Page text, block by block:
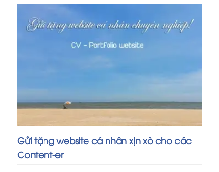
Gửi tặng website cá nhân xịn xò cho các
Content-er